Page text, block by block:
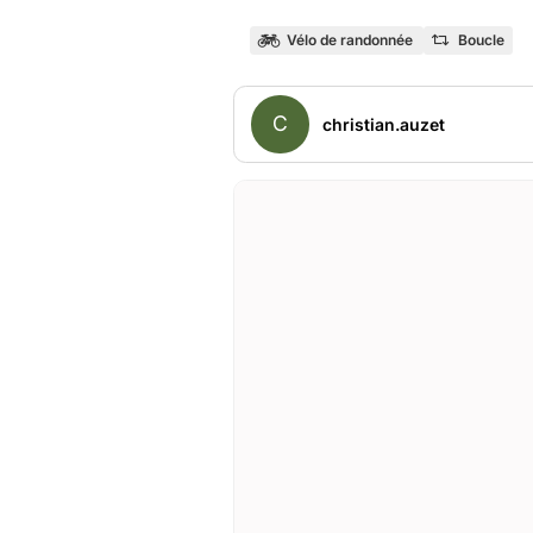
Vélo de randonnée Boucle
C christian.auzet